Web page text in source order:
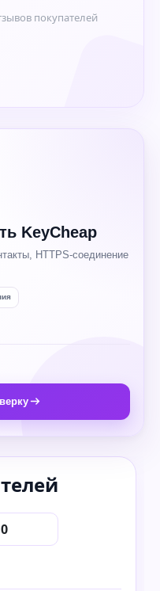
покупателей
KeyCheap